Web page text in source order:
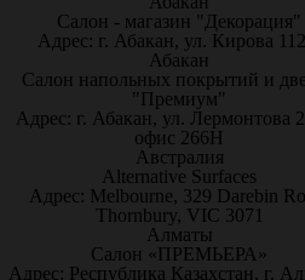
Салон - магазин "Декорация"
Адрес: г. Абакан, ул. Кирова
Абакан
Салон напольных покрытий и
"Премиум"
Адрес: г. Абакан, ул. Лермонтова
офис 266Н
Австралия
Alternative Surfaces
Адрес: Melbourne, 329 Darebin
Thornbury, VIC 3071
Алматы
Салон «ПРЕМЬЕРА»
Адрес: Республика Казахстан, г.